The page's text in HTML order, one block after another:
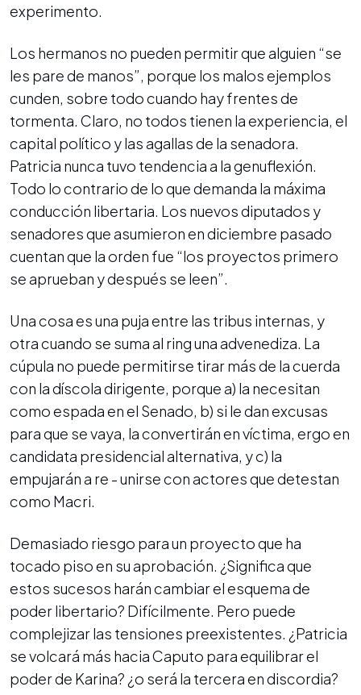
experimento.
Los hermanos no pueden permitir que alguien “se
les pare de manos”, porque los malos ejemplos
cunden, sobre todo cuando hay frentes de
tormenta. Claro, no todos tienen la experiencia, el
capital político y las agallas de la senadora.
Patricia nunca tuvo tendencia a la genuflexión.
Todo lo contrario de lo que demanda la máxima
conducción libertaria. Los nuevos diputados y
senadores que asumieron en diciembre pasado
cuentan que la orden fue “los proyectos primero
se aprueban y después se leen”.
Una cosa es una puja entre las tribus internas, y
otra cuando se suma al ring una advenediza. La
cúpula no puede permitirse tirar más de la cuerda
con la díscola dirigente, porque a) la necesitan
como espada en el Senado, b) si le dan excusas
para que se vaya, la convertirán en víctima, ergo en
candidata presidencial alternativa, y c) la
empujarán a re - unirse con actores que detestan
como Macri.
Demasiado riesgo para un proyecto que ha
tocado piso en su aprobación. ¿Significa que
estos sucesos harán cambiar el esquema de
poder libertario? Difícilmente. Pero puede
complejizar las tensiones preexistentes. ¿Patricia
se volcará más hacia Caputo para equilibrar el
poder de Karina? ¿o será la tercera en discordia?